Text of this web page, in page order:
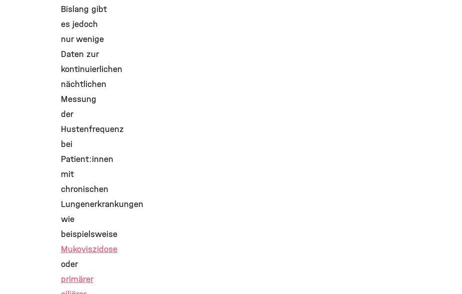
Bislang gibt
es jedoch
nur wenige
Daten zur
kontinuierlichen
nächtlichen
Messung
der
Hustenfrequenz
bei
Patient:innen
mit
chronischen
Lungenerkrankungen
wie
beispielsweise
Mukoviszidose
oder
primärer